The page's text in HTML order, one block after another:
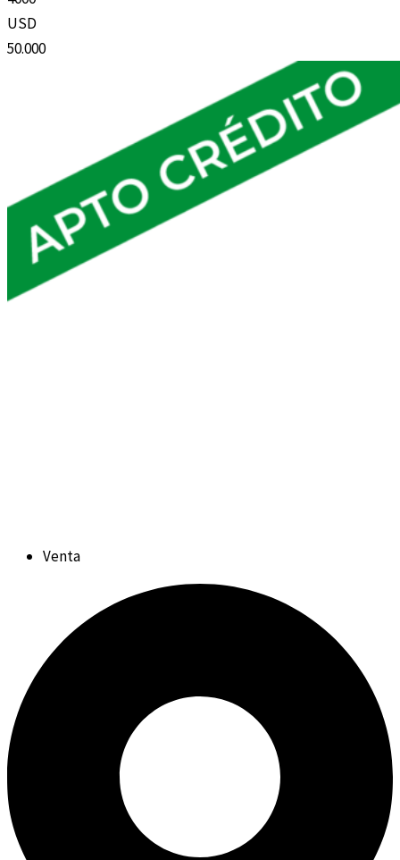
USD
50.000
Venta